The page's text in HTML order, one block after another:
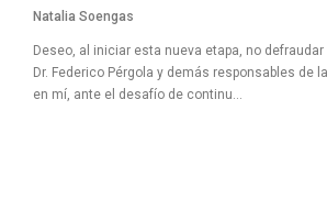
Natalia Soengas
Deseo, al iniciar esta nueva etapa, no
Dr. Federico Pérgola y demás responsables de
en mí, ante el desafío de continu...